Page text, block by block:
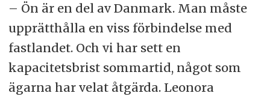
– Ön är en del av Danmark. Man måste
upprätthålla en viss förbindelse med
fastlandet. Och vi har sett en
kapacitetsbrist sommartid, något som
ägarna har velat åtgärda. Leonora